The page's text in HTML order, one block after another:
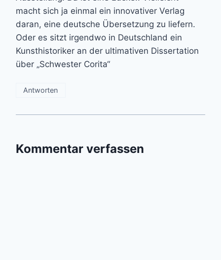
macht sich ja einmal ein innovativer Verlag
daran, eine deutsche Übersetzung zu liefern.
Oder es sitzt irgendwo in Deutschland ein
Kunsthistoriker an der ultimativen Dissertation
über „Schwester Corita“
Antworten
Kommentar verfassen